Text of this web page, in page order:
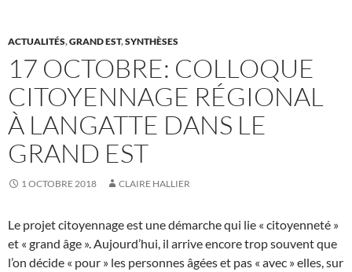
ACTUALITÉS,GRAND EST,SYNTHÈSES
17 OCTOBRE: COLLOQUE
CITOYENNAGE RÉGIONAL
À LANGATTE DANS LE
GRAND EST
1 OCTOBRE 2018 CLAIRE HALLIER
Le projet citoyennage est une démarche qui lie « citoyenneté »
et « grand âge ». Aujourd’hui, il arrive encore trop souvent que
l’on décide « pour » les personnes âgées et pas « avec » elles, sur